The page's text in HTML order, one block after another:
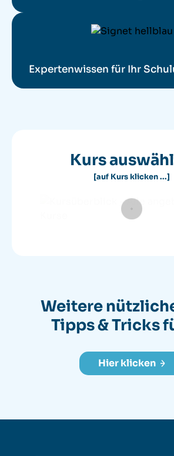
Expertenwissen für Ihr
Kurs
[auf Kurs klicken ...]
Weitere
Tipps & Tricks
Hier klicken